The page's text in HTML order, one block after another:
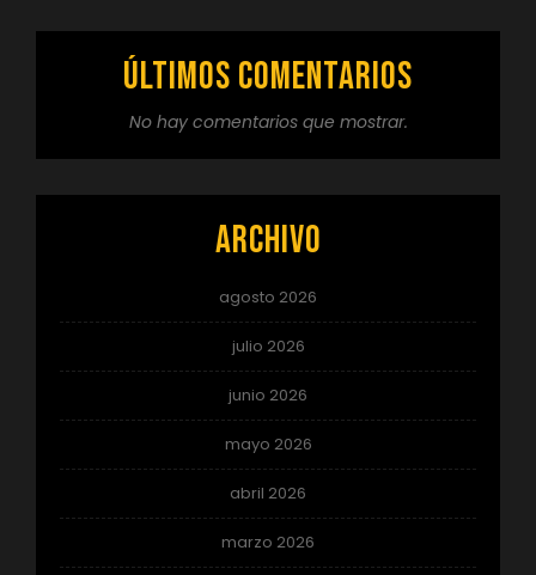
Últimos comentarios
No hay comentarios que mostrar.
Archivo
agosto 2026
julio 2026
junio 2026
mayo 2026
abril 2026
marzo 2026